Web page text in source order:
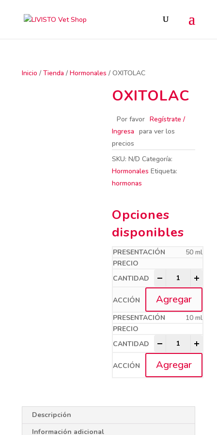
Inicio / Tienda / Hormonales / OXITOLAC
OXITOLAC
Por favor Regístrate /
Ingresa para ver los
precios
SKU:N/D Categoría:
Hormonales Etiqueta:
hormonas
Opciones
disponibles
50 ml
-
Agregar
10 ml
-
Agregar
Descripción
Información adicional